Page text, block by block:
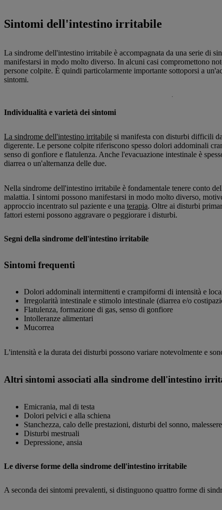
Sintomi dell'intestino irritabile
La sindrome dell'intestino irritabile è accompagnata da una serie di
manifestarsi in modo molto diverso. In alcuni casi compromettono
persone colpite. È quindi particolarmente importante sottoporsi a
sintomi.
Individualità e varietà dei sintomi
La sindrome dell'intestino irritabile si manifesta con disturbi difficili
digerente. Le persone colpite riferiscono spesso dolori addominali
senso di gonfiore e flatulenza. Anche l'evacuazione intestinale è
diarrea o un'alternanza delle due.
Nella sindrome dell'intestino irritabile è fondamentale tenere conto
malattia. I sintomi possono manifestarsi in modo molto diverso,
approccio incentrato sul paziente e una terapia. Oltre ai disturbi
fattori esterni possono aggravare o peggiorare i disturbi.
Segni della sindrome dell'intestino irritabile
Sintomi frequenti
Dolori addominali intermittenti e crampiformi di intensità e
Irregolarità intestinale e stimolo intestinale (diarrea e/o
Flatulenza, formazione di gas, senso di gonfiore
Intolleranze alimentari
Mucorrea
L'intensità e la durata dei disturbi possono variare notevolmente e
Altri sintomi associati alla sindrome dell'intestino
Emicrania, mal di testa
Dolori pelvici e alla schiena
Stanchezza, calo delle prestazioni, disturbi del sonno, malessere
Disturbi mestruali
Depressione, ansia
Le diverse forme della sindrome dell'intestino irritabile
A seconda dei sintomi prevalenti, si distinguono quattro forme di